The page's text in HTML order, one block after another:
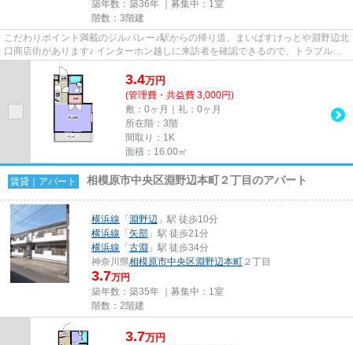
築年数：築36年 ｜募集中： 1室
階数：3階建
こだわりポイント満載のジルバレー♪駅からの帰り道、まいばすけっとや淵野辺北
口商店街があります♪ インターホン越しに来訪者を確認できるので、トラブルを
事前に回避しやすくなります...
3.4万円
(管理費・共益費 3,000円)
敷：0ヶ月｜礼：0ヶ月
所在階：3階
間取り：1K
面積：16.00㎡
賃貸｜アパート 相模原市中央区淵野辺本町２丁目のアパート
横浜線 「 淵野辺 」駅 徒歩10分
横浜線 「 矢部 」駅 徒歩21分
横浜線 「 古淵 」駅 徒歩34分
神奈川県相模原市中央区淵野辺本町 ２丁目
3.7万円
築年数：築35年 ｜募集中： 1室
階数：2階建
3.7万円